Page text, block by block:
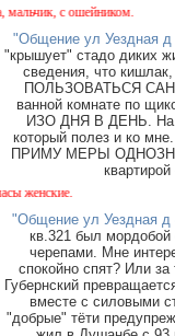
с ошейником.
"Общение ул Уездная д
"крышует" стадо диких
сведения, что
ПОЛЬЗОВАТЬСЯ
ванной комнате по
ИЗО ДНЯ В ДЕНЬ. На
который полез и ко
ПРИМУ МЕРЫ
"Общение ул Уездная д
кв.321 был
черепами. Мне
спокойно спят? Или
Губернский
вместе с силовыми
"добрые" тёти